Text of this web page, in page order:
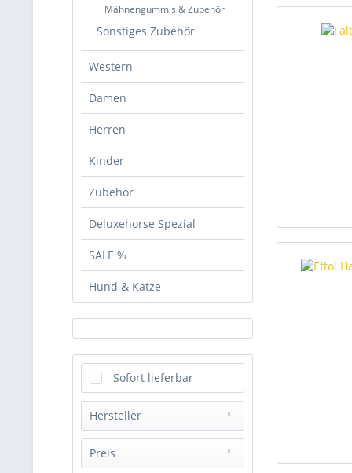
Mähnengummis & Zubehör
Sonstiges Zubehör
Western
Damen
Herren
Kinder
Zubehör
Deluxehorse Spezial
SALE %
Hund & Katze
Sofort lieferbar
Hersteller
Deluxehorse
Preis